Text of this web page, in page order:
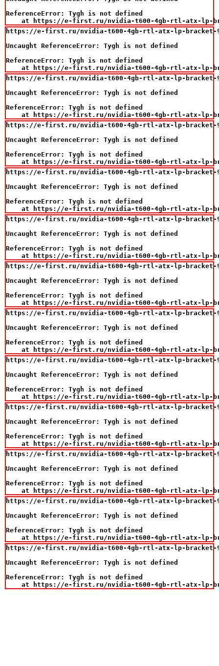
ReferenceError: Tygh is not defined
at https://e-first.ru/nvidia-t600-4gb-rtl-atx-lp-
https://e-first.ru/nvidia-t600-4gb-rtl-atx-lp-bracket-900-
Uncaught ReferenceError: Tygh is not defined
ReferenceError: Tygh is not defined
at https://e-first.ru/nvidia-t600-4gb-rtl-atx-lp-
https://e-first.ru/nvidia-t600-4gb-rtl-atx-lp-bracket-
Uncaught ReferenceError: Tygh is not defined
ReferenceError: Tygh is not defined
at https://e-first.ru/nvidia-t600-4gb-rtl-atx-lp-
https://e-first.ru/nvidia-t600-4gb-rtl-atx-lp-bracket-900-
Uncaught ReferenceError: Tygh is not defined
ReferenceError: Tygh is not defined
at https://e-first.ru/nvidia-t600-4gb-rtl-atx-lp-
https://e-first.ru/nvidia-t600-4gb-rtl-atx-lp-bracket-
Uncaught ReferenceError: Tygh is not defined
ReferenceError: Tygh is not defined
at https://e-first.ru/nvidia-t600-4gb-rtl-atx-lp-
https://e-first.ru/nvidia-t600-4gb-rtl-atx-lp-bracket-900-
Uncaught ReferenceError: Tygh is not defined
ReferenceError: Tygh is not defined
at https://e-first.ru/nvidia-t600-4gb-rtl-atx-lp-
https://e-first.ru/nvidia-t600-4gb-rtl-atx-lp-bracket-900-
Uncaught ReferenceError: Tygh is not defined
ReferenceError: Tygh is not defined
at https://e-first.ru/nvidia-t600-4gb-rtl-atx-lp-
https://e-first.ru/nvidia-t600-4gb-rtl-atx-lp-bracket-
Uncaught ReferenceError: Tygh is not defined
ReferenceError: Tygh is not defined
at https://e-first.ru/nvidia-t600-4gb-rtl-atx-lp-
https://e-first.ru/nvidia-t600-4gb-rtl-atx-lp-bracket-
Uncaught ReferenceError: Tygh is not defined
ReferenceError: Tygh is not defined
at https://e-first.ru/nvidia-t600-4gb-rtl-atx-lp-
https://e-first.ru/nvidia-t600-4gb-rtl-atx-lp-bracket-
Uncaught ReferenceError: Tygh is not defined
ReferenceError: Tygh is not defined
at https://e-first.ru/nvidia-t600-4gb-rtl-atx-lp-
https://e-first.ru/nvidia-t600-4gb-rtl-atx-lp-bracket-900-
Uncaught ReferenceError: Tygh is not defined
ReferenceError: Tygh is not defined
at https://e-first.ru/nvidia-t600-4gb-rtl-atx-lp-
https://e-first.ru/nvidia-t600-4gb-rtl-atx-lp-bracket-
Uncaught ReferenceError: Tygh is not defined
ReferenceError: Tygh is not defined
at https://e-first.ru/nvidia-t600-4gb-rtl-atx-lp-
https://e-first.ru/nvidia-t600-4gb-rtl-atx-lp-bracket-
Uncaught ReferenceError: Tygh is not defined
ReferenceError: Tygh is not defined
at https://e-first.ru/nvidia-t600-4gb-rtl-atx-lp-